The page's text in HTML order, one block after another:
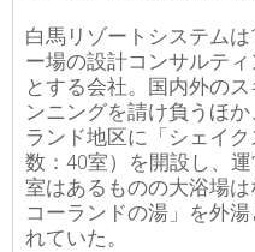
白馬リゾートシステム
ー場の設計コンサルテ
とする会社。国内外の
ンニングを請け負うほ
ランド地区に「シェイ
数：40室）を開設し、
室はあるものの大浴場
コーランドの湯」を外
れていた。